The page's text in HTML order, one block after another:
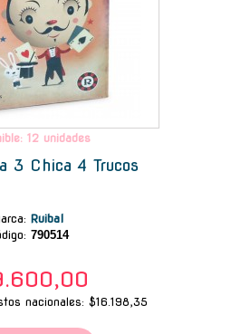
12 unidades
3 Chica 4 Trucos
: Ruibal
790514
nacionales: $16.198,35